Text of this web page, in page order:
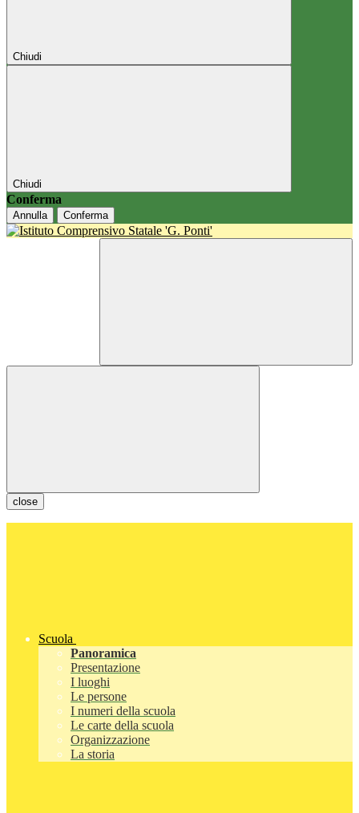
Chiudi
Chiudi
Conferma
Annulla Conferma
close
Scuola
Panoramica
Presentazione
I luoghi
Le persone
I numeri della scuola
Le carte della scuola
Organizzazione
La storia